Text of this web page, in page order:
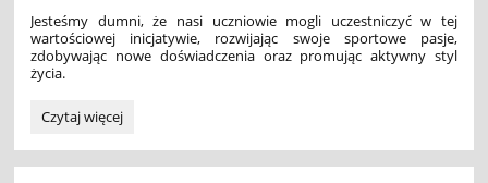
Jesteśmy dumni, że nasi uczniowie mogli uczestniczyć w tej
wartościowej inicjatywie, rozwijając swoje sportowe pasje,
zdobywając nowe doświadczenia oraz promując aktywny styl
życia.
Projekt
🤾🏻‍♀️
Czytaj więcej